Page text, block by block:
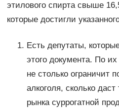
этилового спирта свыше
которые достигли
Есть депутаты,
этого документа. По
не столько ограничит
алкоголя, сколько
рынка суррогатной